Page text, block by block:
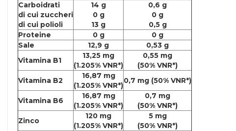
Carboidrati
di cui zuccheri
di cui polioli
14 g
0 g
13 g
0,6 g
0 g
0,5 g
Proteine
0 g
0 g
Sale
12,9 g
0,53 g
Vitamina B1
13,25 mg
(1.205% VNR*)
0,55 mg
(50% VNR*)
Vitamina B2
16,87 mg
(1.205% VNR*)
0,7 mg (50% VNR*)
Vitamina B6
16,87 mg
(1.205% VNR*)
0,7 mg
(50% VNR*)
Zinco
120 mg
(1.205% VNR*)
5 mg
(50% VNR*)